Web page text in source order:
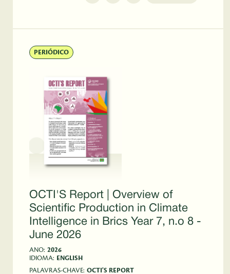
PERIÓDICO
OCTI'S Report | Overview of
Scientific Production in Climate
Intelligence in Brics Year 7, n.o 8 -
June 2026
ANO: 2026
IDIOMA: ENGLISH
PALAVRAS-CHAVE: OCTI'S REPORT